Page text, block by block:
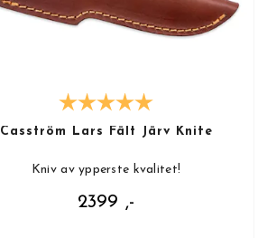
Casström Lars Fält Järv Knife
Kniv av ypperste kvalitet!
2399 ,-